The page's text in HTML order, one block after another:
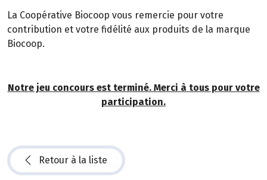
La Coopérative Biocoop vous remercie pour votre
contribution et votre fidélité aux produits de la marque
Biocoop.
Notre jeu concours est terminé. Merci à tous pour votre
participation.
Retour à la liste